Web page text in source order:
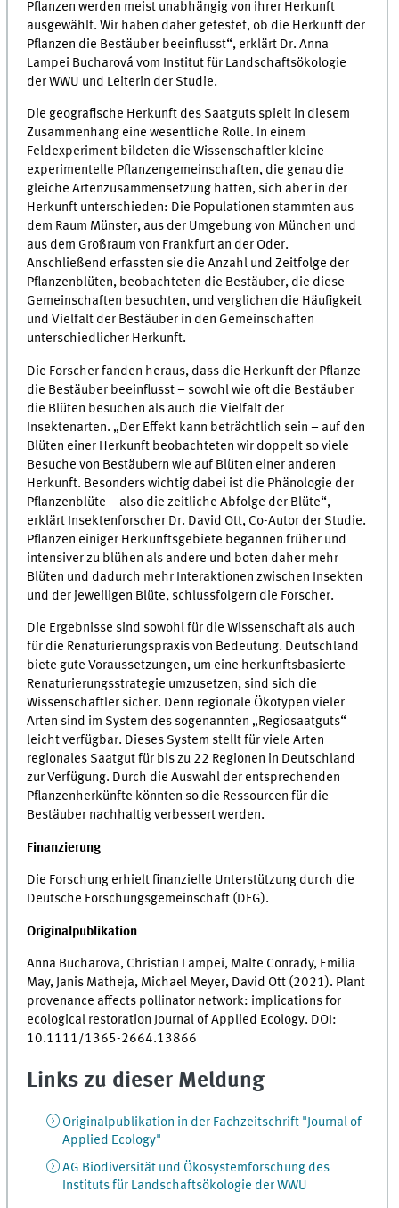
Pflanzen werden meist unabhängig von ihrer Herkunft
ausgewählt. Wir haben daher getestet, ob die Herkunft der
Pflanzen die Bestäuber beeinflusst“, erklärt Dr. Anna
Lampei Bucharová vom Institut für Landschaftsökologie
der WWU und Leiterin der Studie.
Die geografische Herkunft des Saatguts spielt in diesem
Zusammenhang eine wesentliche Rolle. In einem
Feldexperiment bildeten die Wissenschaftler kleine
experimentelle Pflanzengemeinschaften, die genau die
gleiche Artenzusammensetzung hatten, sich aber in der
Herkunft unterschieden: Die Populationen stammten aus
dem Raum Münster, aus der Umgebung von München und
aus dem Großraum von Frankfurt an der Oder.
Anschließend erfassten sie die Anzahl und Zeitfolge der
Pflanzenblüten, beobachteten die Bestäuber, die diese
Gemeinschaften besuchten, und verglichen die Häufigkeit
und Vielfalt der Bestäuber in den Gemeinschaften
unterschiedlicher Herkunft.
Die Forscher fanden heraus, dass die Herkunft der Pflanze
die Bestäuber beeinflusst – sowohl wie oft die Bestäuber
die Blüten besuchen als auch die Vielfalt der
Insektenarten. „Der Effekt kann beträchtlich sein – auf den
Blüten einer Herkunft beobachteten wir doppelt so viele
Besuche von Bestäubern wie auf Blüten einer anderen
Herkunft. Besonders wichtig dabei ist die Phänologie der
Pflanzenblüte – also die zeitliche Abfolge der Blüte“,
erklärt Insektenforscher Dr. David Ott, Co-Autor der Studie.
Pflanzen einiger Herkunftsgebiete begannen früher und
intensiver zu blühen als andere und boten daher mehr
Blüten und dadurch mehr Interaktionen zwischen Insekten
und der jeweiligen Blüte, schlussfolgern die Forscher.
Die Ergebnisse sind sowohl für die Wissenschaft als auch
für die Renaturierungspraxis von Bedeutung. Deutschland
biete gute Voraussetzungen, um eine herkunftsbasierte
Renaturierungsstrategie umzusetzen, sind sich die
Wissenschaftler sicher. Denn regionale Ökotypen vieler
Arten sind im System des sogenannten „Regiosaatguts“
leicht verfügbar. Dieses System stellt für viele Arten
regionales Saatgut für bis zu 22 Regionen in Deutschland
zur Verfügung. Durch die Auswahl der entsprechenden
Pflanzenherkünfte könnten so die Ressourcen für die
Bestäuber nachhaltig verbessert werden.
Finanzierung
Die Forschung erhielt finanzielle Unterstützung durch die
Deutsche Forschungsgemeinschaft (DFG).
Originalpublikation
Anna Bucharova, Christian Lampei, Malte Conrady, Emilia
May, Janis Matheja, Michael Meyer, David Ott (2021). Plant
provenance affects pollinator network: implications for
ecological restoration Journal of Applied Ecology. DOI:
10.1111/1365-2664.13866
Links zu dieser Meldung
Originalpublikation in der Fachzeitschrift "Journal of
Applied Ecology"
AG Biodiversität und Ökosystemforschung des
Instituts für Landschaftsökologie der WWU